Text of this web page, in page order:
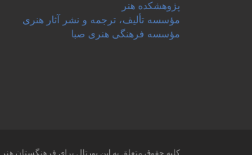
پژوهشکده هنر
مؤسسه تألیف، ترجمه و نشر آثار هنری
مؤسسه فرهنگی هنری صبا
کلیه حقوق متعلق به این پورتال برای فرهنگستان هنر